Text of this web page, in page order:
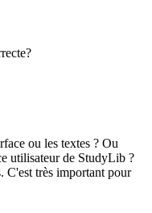
ou les textes ? Ou
utilisateur de StudyLib ?
C'est très important pour